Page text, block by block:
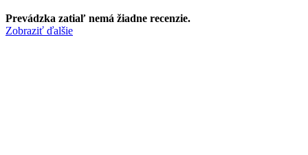
Prevádzka zatiaľ nemá žiadne recenzie.
Zobraziť ďalšie